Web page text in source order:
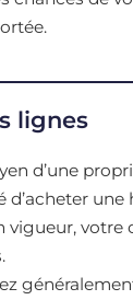
lignes
d’une
d’acheter
vigueur,